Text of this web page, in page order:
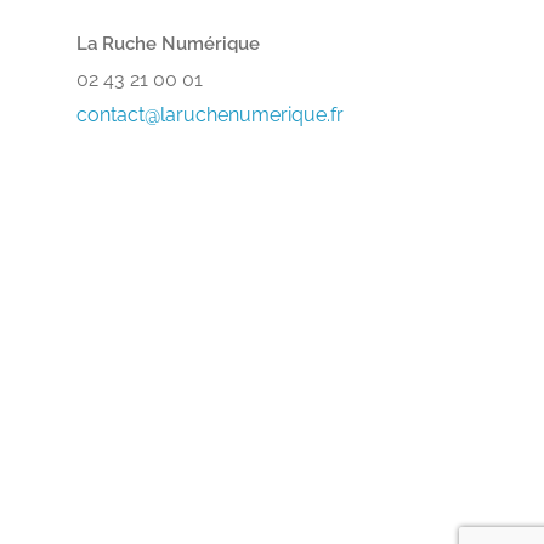
La Ruche Numérique
02 43 21 00 01
contact@laruchenumerique.fr